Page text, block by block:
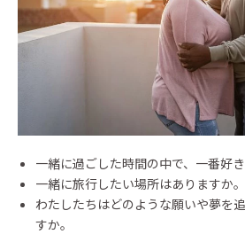
一緒に過ごした時間の中で、一番好
一緒に旅行したい場所はありますか。
わたしたちはどのような願いや夢を
すか。